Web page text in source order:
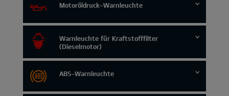
Motoröldruck-Warnleuchte
Warnleuchte für Kraftstofffilter
(Dieselmotor)
ABS-Warnleuchte